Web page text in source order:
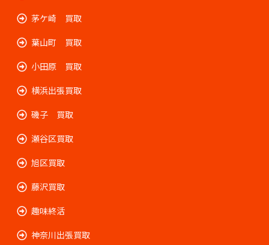
茅ケ崎 買取
葉山町 買取
小田原 買取
横浜出張買取
磯子 買取
瀬谷区買取
旭区買取
藤沢買取
趣味終活
神奈川出張買取